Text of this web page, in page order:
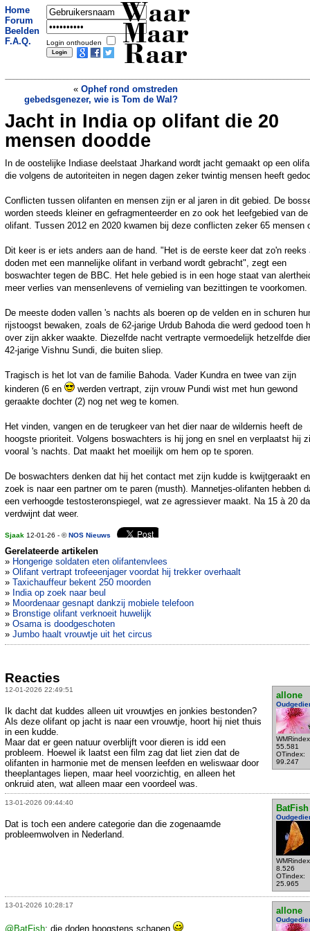
Home
Forum
Beelden
F.A.Q.
Login onthouden
Waar
Maar
Raar
« Ophef rond omstreden
gebedsgenezer, wie is Tom de Wal?
Politie zoekt verdachte man die
kinderen een gratis slee aanbiedt, maar
vindt dan écht een schuur vol sleetjes
Jacht in India op olifant die 20
mensen doodde
In de oostelijke Indiase deelstaat Jharkand wordt jacht gemaakt op een
die volgens de autoriteiten in negen dagen zeker twintig mensen heeft
Conflicten tussen olifanten en mensen zijn er al jaren in dit gebied. De
worden steeds kleiner en gefragmenteerder en zo ook het leefgebied van de
olifant. Tussen 2012 en 2020 kwamen bij deze conflicten zeker 65 mensen
Dit keer is er iets anders aan de hand. "Het is de eerste keer dat zo'n reeks
doden met een mannelijke olifant in verband wordt gebracht", zegt een
boswachter tegen de BBC. Het hele gebied is in een hoge staat van
meer verlies van mensenlevens of vernieling van bezittingen te voorkomen.
De meeste doden vallen 's nachts als boeren op de velden en in schuren
rijstoogst bewaken, zoals de 62-jarige Urdub Bahoda die werd gedood toen
over zijn akker waakte. Diezelfde nacht vertrapte vermoedelijk hetzelfde
42-jarige Vishnu Sundi, die buiten sliep.
Tragisch is het lot van de familie Bahoda. Vader Kundra en twee van zijn
kinderen (6 en
werden vertrapt, zijn vrouw Pundi wist met hun gewond
geraakte dochter (2) nog net weg te komen.
Het vinden, vangen en de terugkeer van het dier naar de wildernis heeft de
hoogste prioriteit. Volgens boswachters is hij jong en snel en verplaatst hij
vooral 's nachts. Dat maakt het moeilijk om hem op te sporen.
De boswachters denken dat hij het contact met zijn kudde is kwijtgeraakt
zoek is naar een partner om te paren (musth). Mannetjes-olifanten hebben
een verhoogde testosteronspiegel, wat ze agressiever maakt. Na 15 à 20
verdwijnt dat weer.
Sjaak 12-01-26 - ©NOS Nieuws
Gerelateerde artikelen
» Hongerige soldaten eten olifantenvlees
» Olifant vertrapt trofeeenjager voordat hij trekker overhaalt
» Taxichauffeur bekent 250 moorden
» India op zoek naar beul
» Moordenaar gesnapt dankzij mobiele telefoon
» Bronstige olifant verknoeit huwelijk
» Osama is doodgeschoten
» Jumbo haalt vrouwtje uit het circus
Reacties
12-01-2026 22:49:51
allone
55.581
OTindex:
99.247
Ik dacht dat kuddes alleen uit vrouwtjes en jonkies bestonden?
Als deze olifant op jacht is naar een vrouwtje, hoort hij niet thuis
in een kudde.
Maar dat er geen natuur overblijft voor dieren is idd een
probleem. Hoewel ik laatst een film zag dat liet zien dat de
olifanten in harmonie met de mensen leefden en weliswaar door
theeplantages liepen, maar heel voorzichtig, en alleen het
onkruid aten, wat alleen maar een voordeel was.
13-01-2026 09:44:40
BatFish
8.526
OTindex:
25.965
Dat is toch een andere categorie dan die zogenaamde
probleemwolven in Nederland.
13-01-2026 10:28:17
allone
@BatFish: die doden hoogstens schapen